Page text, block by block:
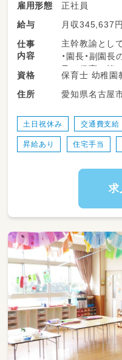
雇用形態
正社員
給与
月収345,637
仕事
内容
主幹教諭とし
・園長・副園長
及び保育 等
※採用予定日：
勤務年数が長
お互いを認め
「先生が楽し
ます。
の保育が行わ
慣れるまでし
分からないこ
にご相談くださ
資格
住所
愛知県名古屋
土日祝休み 交通費支給
昇給あり 住宅手当
求